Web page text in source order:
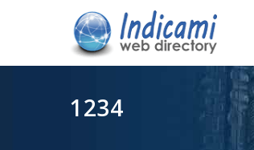
1234